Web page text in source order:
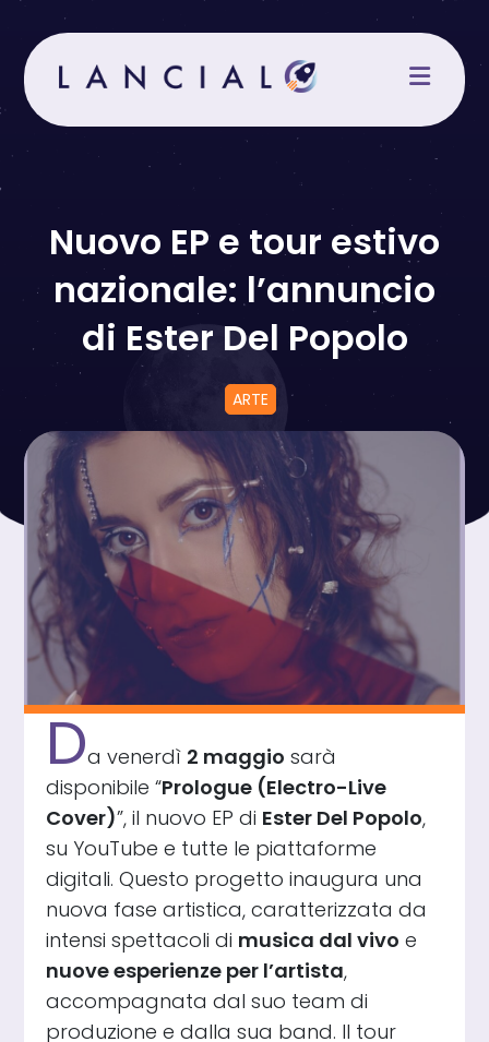
contenuto
Nuovo EP e tour estivo
nazionale: l’annuncio
di Ester Del Popolo
ARTE
Da venerdì 2 maggio sarà
disponibile “Prologue (Electro-Live
Cover)”, il nuovo EP di Ester Del Popolo,
su YouTube e tutte le piattaforme
digitali. Questo progetto inaugura una
nuova fase artistica, caratterizzata da
intensi spettacoli di musica dal vivo e
nuove esperienze per l’artista,
accompagnata dal suo team di
produzione e dalla sua band. Il tour